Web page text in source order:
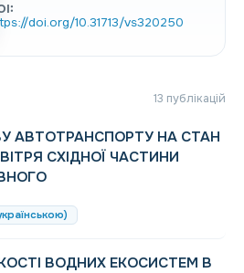
doi.org/10.31713/vs320250
13 публікацій
АВТОТРАНСПОРТУ НА СТАН
СХІДНОЇ ЧАСТИНИ
ВОДНИХ ЕКОСИСТЕМ В